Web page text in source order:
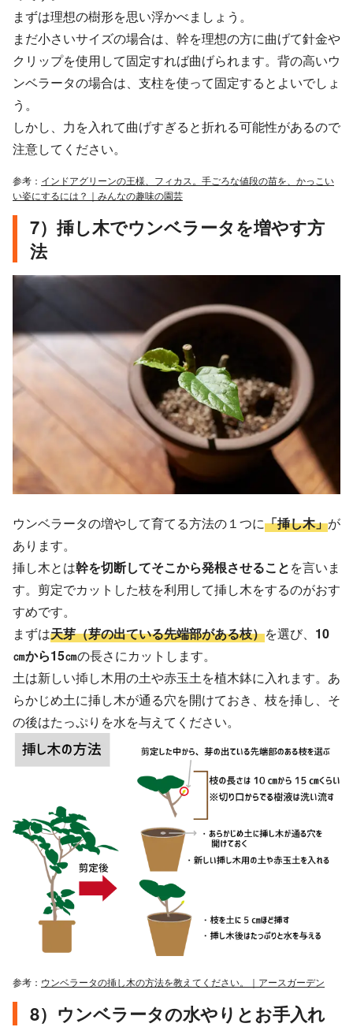
まずは理想の樹形を思い浮かべましょう。
まだ小さいサイズの場合は、幹を理想の方に曲げて針金や
クリップを使用して固定すれば曲げられます。背の高いウ
ンベラータの場合は、支柱を使って固定するとよいでしょ
う。
しかし、力を入れて曲げすぎると折れる可能性があるので
注意してください。
参考： インドアグリーンの王様、フィカス。手ごろな値段の苗を、かっこい
い姿にするには？｜みんなの趣味の園芸
7）挿し木でウンベラータを増やす方
法
ウンベラータの増やして育てる方法の１つに「挿し木」が
あります。
挿し木とは幹を切断してそこから発根させることを言いま
す。剪定でカットした枝を利用して挿し木をするのがおす
すめです。
まずは天芽（芽の出ている先端部がある枝）を選び、 10
㎝から15㎝の長さにカットします。
土は新しい揷し木用の土や赤玉土を植木鉢に入れます。あ
らかじめ土に挿し木が通る穴を開けておき、枝を挿し、そ
の後はたっぷりを水を与えてください。
参考： ウンベラータの挿し木の方法を教えてください。｜アースガーデン
8）ウンベラータの水やりとお手入れ